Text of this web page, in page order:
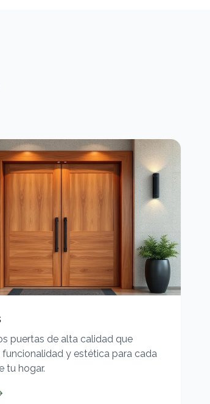
puertas de alta calidad que
y estética para cada
tu hogar.